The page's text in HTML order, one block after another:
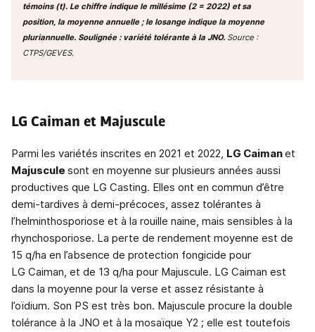
témoins (t). Le chiffre indique le millésime (2 = 2022) et sa
position, la moyenne annuelle ; le losange indique la moyenne
pluriannuelle. Soulignée : variété tolérante à la JNO. Source :
CTPS/GEVES.
LG Caiman et Majuscule
Parmi les variétés inscrites en 2021 et 2022, LG Caimanet
Majuscule sont en moyenne sur plusieurs années aussi
productives que LG Casting. Elles ont en commun d’être
demi-tardives à demi-précoces, assez tolérantes à
l’helminthosporiose et à la rouille naine, mais sensibles à la
rhynchosporiose. La perte de rendement moyenne est de
15 q/ha en l’absence de protection fongicide pour
LG Caiman, et de 13 q/ha pour Majuscule. LG Caiman est
dans la moyenne pour la verse et assez résistante à
l’oïdium. Son PS est très bon. Majuscule procure la double
tolérance à la JNO et à la mosaïque Y2 ; elle est toutefois